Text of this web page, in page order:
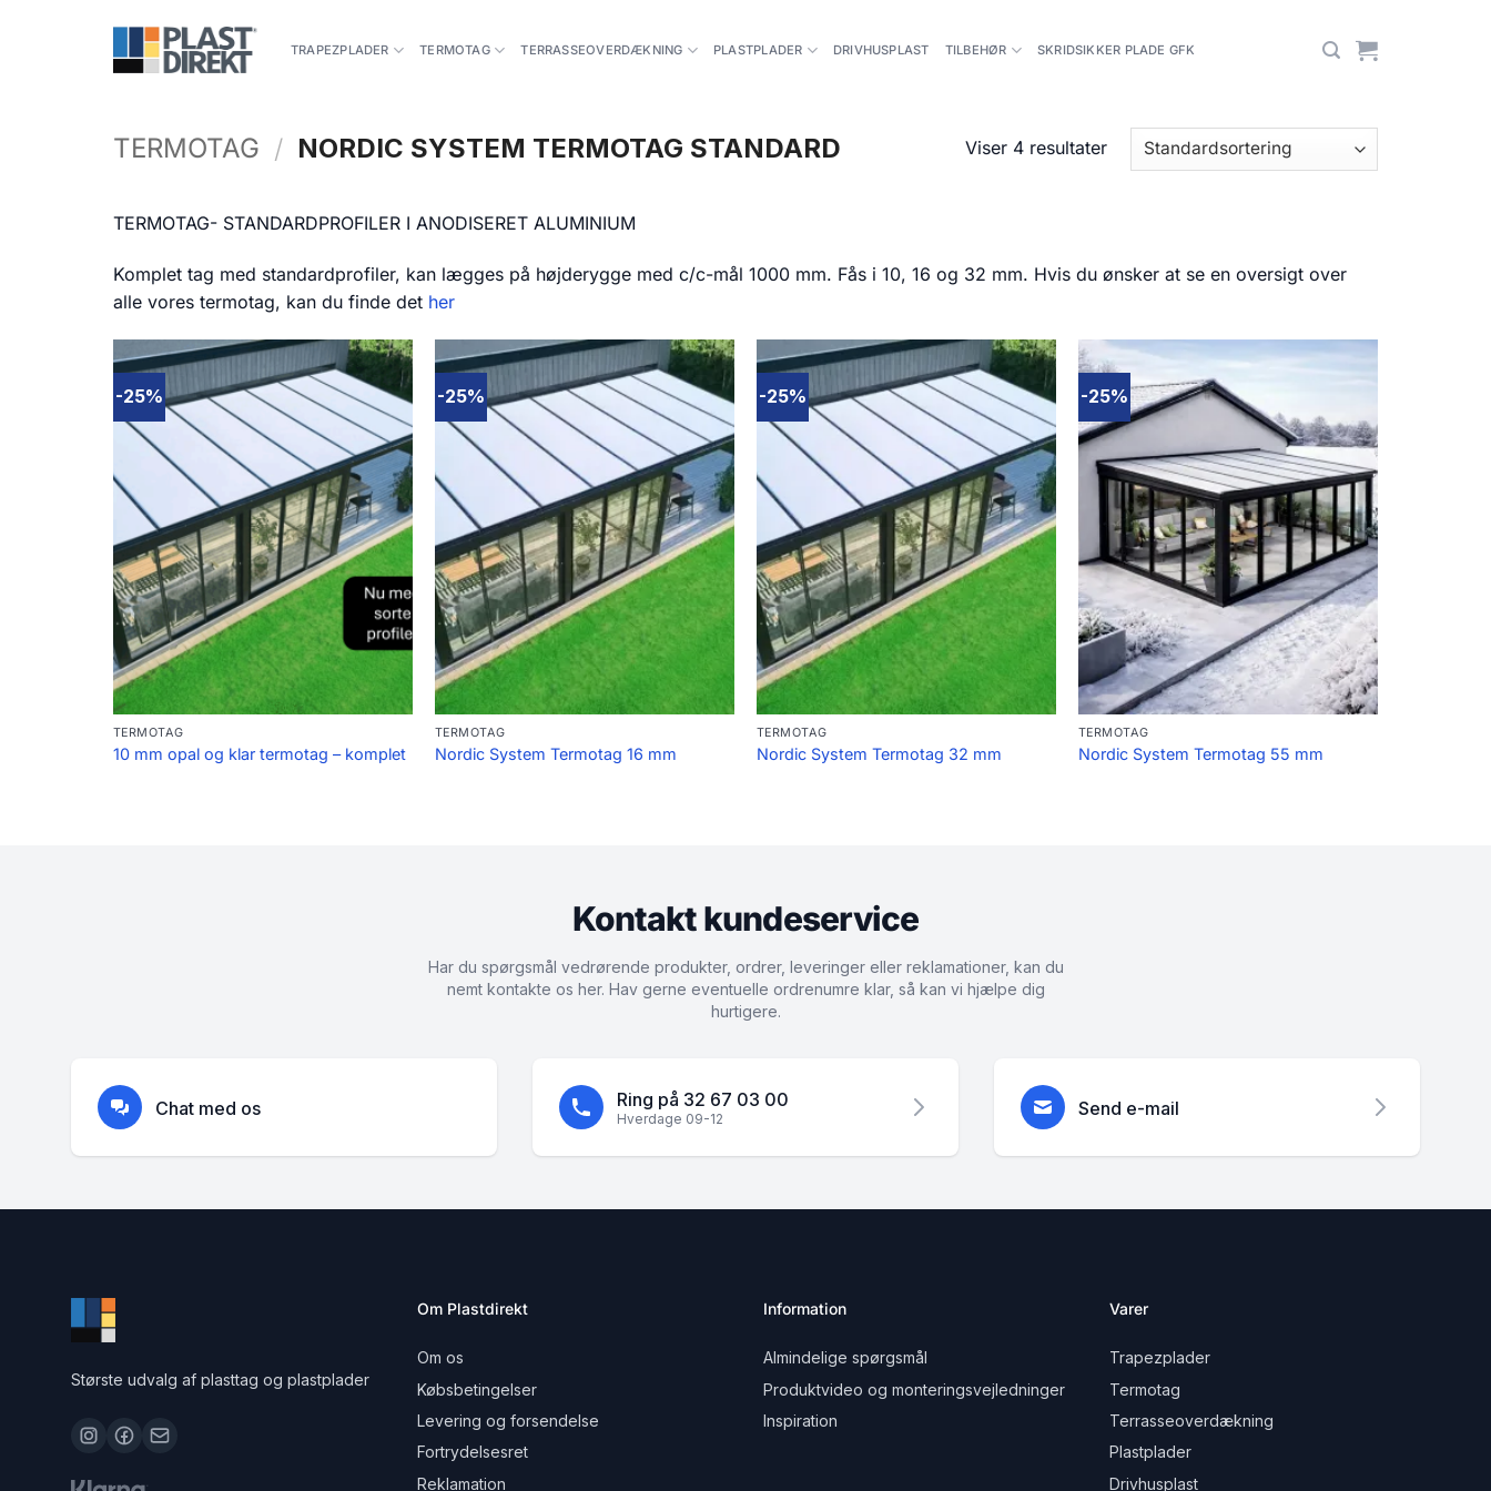
TRAPEZPLADER TERMOTAG TERRASSEOVERDÆKNING PLASTPLADER DRIVHUSPLAST TILBEHØR SKRIDSIKKER PLADE GFK
TERMOTAG / NORDIC SYSTEM TERMOTAG STANDARD Viser 4 resultater
TERMOTAG- STANDARDPROFILER I ANODISERET ALUMINIUM
Komplet tag med standardprofiler, kan lægges på højderygge med c/c-mål 1000 mm. Fås i 10, 16 og 32 mm. Hvis du ønsker at se en oversigt over
alle vores termotag, kan du finde det her
-25%
TERMOTAG
10 mm opal og klar termotag – komplet
-25%
TERMOTAG
Nordic System Termotag 16 mm
-25%
TERMOTAG
Nordic System Termotag 32 mm
-25%
TERMOTAG
Nordic System Termotag 55 mm
Kontakt kundeservice
Har du spørgsmål vedrørende produkter, ordrer, leveringer eller reklamationer, kan du
nemt kontakte os her. Hav gerne eventuelle ordrenumre klar, så kan vi hjælpe dig
hurtigere.
Chat med os Ring på 32 67 03 00
Hverdage 09-12 Send e-mail
Største udvalg af plasttag og plastplader
Om Plastdirekt
Om os
Købsbetingelser
Levering og forsendelse
Fortrydelsesret
Reklamation
Information
Almindelige spørgsmål
Produktvideo og monteringsvejledninger
Inspiration
Varer
Trapezplader
Termotag
Terrasseoverdækning
Plastplader
Drivhusplast